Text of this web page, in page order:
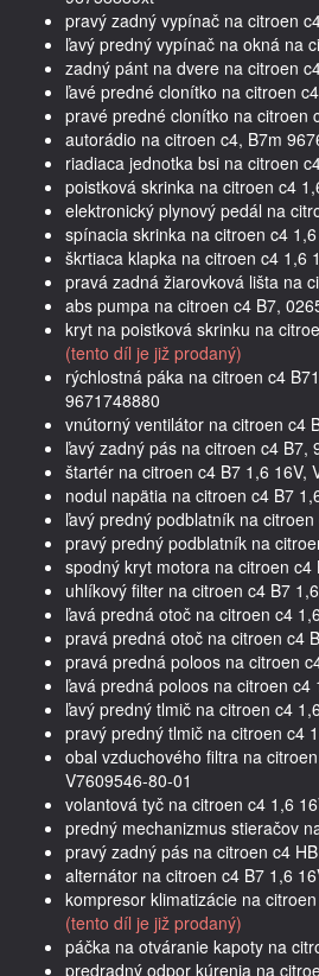
pravý zadný vypínač na citroen
ľavý predný vypínač na okná na
zadný pánt na dvere na citroen
ľavé predné clonítko na citroen
pravé predné clonítko na citroen
autorádio na citroen c4, B7m
riadiaca jednotka bsi na citroen
poistková skrinka na citroen c4
elektronický plynový pedál na
spínacia skrinka na citroen c4
škrtiaca klapka na citroen c4 1,6
pravá zadná žiarovková lišta na
abs pumpa na citroen c4 B7,
kryt na poistková skrinku na
(tento díl je již prodaný)
rýchlostná páka na citroen c4
9671748880
vnútorný ventilátor na citroen c4
ľavý zadný pás na citroen c4 B7,
štartér na citroen c4 B7 1,6 16V,
nodul napätia na citroen c4 B7
ľavý predný podblatník na
pravý predný podblatník na
spodný kryt motora na citroen c4
uhlíkový filter na citroen c4 B7
ľavá predná otoč na citroen c4
pravá predná otoč na citroen c4
pravá predná poloos na citroen
ľavá predná poloos na citroen c4
ľavý predný tlmič na citroen c4
pravý predný tlmič na citroen c4
obal vzduchového filtra na
V7609546-80-01
volantová tyč na citroen c4 1,6
predný mechanizmus stieračov
pravý zadný pás na citroen c4
alternátor na citroen c4 B7 1,6
kompresor klimatizácie na
(tento díl je již prodaný)
páčka na otváranie kapoty na
predradný odpor kúrenia na